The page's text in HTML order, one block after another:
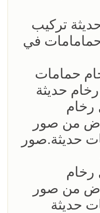
تركيب
في
حمامات
حديثة
رخام
من صور
حديثة.صور
رخام
من صور
حديثة